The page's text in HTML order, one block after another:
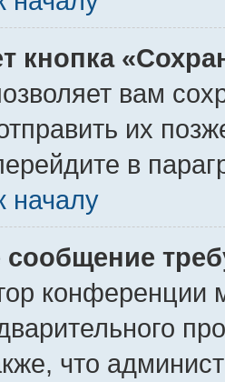
кнопка
вам
их
в
началу
конференции
что